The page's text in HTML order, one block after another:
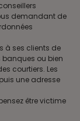
demandant de
à ses clients de
banques ou bien
courtiers. Les
une adresse
être victime